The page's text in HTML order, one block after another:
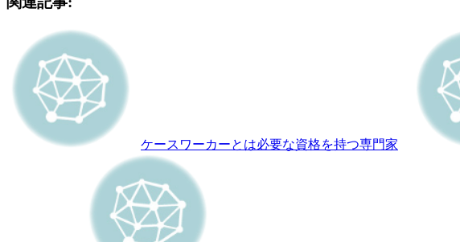
ケースワーカーとは必要な資格を持つ専門家